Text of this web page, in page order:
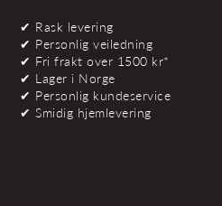
✔ Rask levering
✔ Personlig veiledning
✔ Fri frakt over 1500 kr*
✔ Lager i Norge
✔ Personlig kundeservice
✔ Smidig hjemlevering